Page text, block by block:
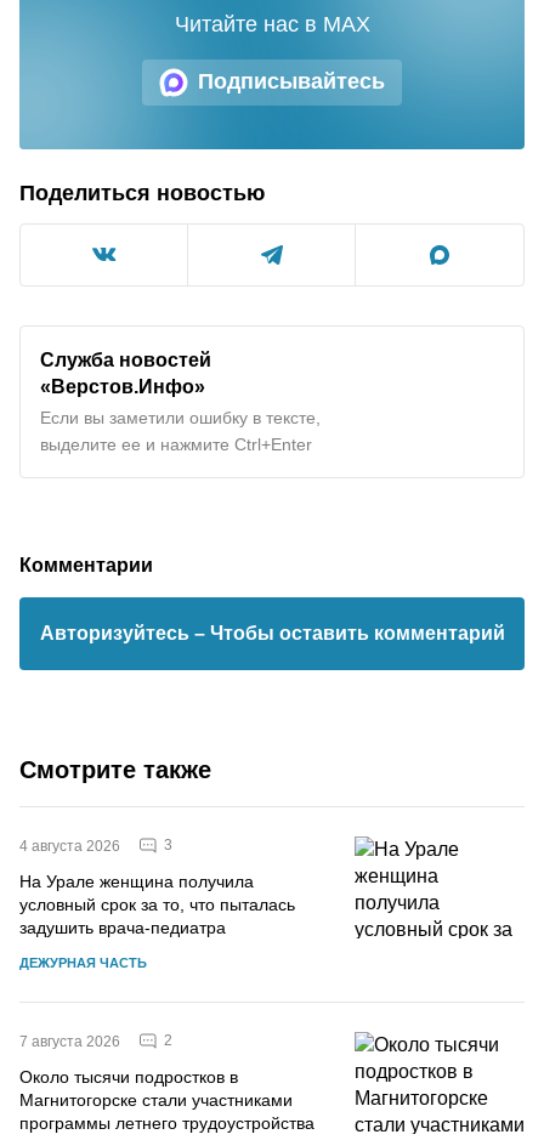
Подписывайтесь
Читайте нас в MAX
Поделиться новостью
Служба новостей
«Верстов.Инфо»
Если вы заметили ошибку в тексте,
выделите ее и нажмите Ctrl+Enter
Комментарии
Авторизуйтесь – Чтобы оставить комментарий
Смотрите также
4 августа 2026 3
На Урале женщина получила
условный срок за то, что пыталась
задушить врача-педиатра
ДЕЖУРНАЯ ЧАСТЬ
7 августа 2026 2
Около тысячи подростков в
Магнитогорске стали участниками
программы летнего трудоустройства